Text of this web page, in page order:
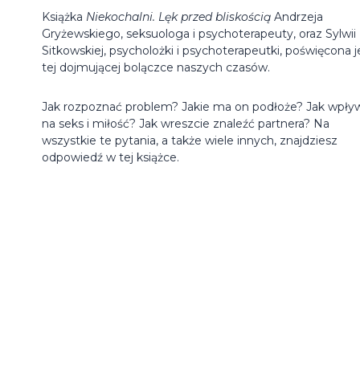
Książka Niekochalni. Lęk przed bliskością Andrzeja
Gryżewskiego, seksuologa i psychoterapeuty, oraz Sylwii
Sitkowskiej, psycholożki i psychoterapeutki, poświęcona
tej dojmującej bolączce naszych czasów.
Jak rozpoznać problem? Jakie ma on podłoże? Jak
na seks i miłość? Jak wreszcie znaleźć partnera? Na
wszystkie te pytania, a także wiele innych, znajdziesz
odpowiedź w tej książce.